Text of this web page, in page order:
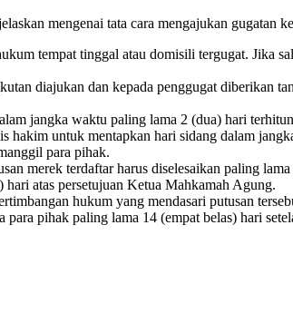
mengenai tata cara mengajukan gugatan
tempat tinggal atau domisili tergugat. Jika
diajukan dan kepada penggugat diberikan
jangka waktu paling lama 2 (dua) hari
hakim untuk mentapkan hari sidang dalam
para pihak.
merek terdaftar harus diselesaikan paling
atas persetujuan Ketua Mahkamah Agung.
hukum yang mendasari putusan
pihak paling lama 14 (empat belas) hari